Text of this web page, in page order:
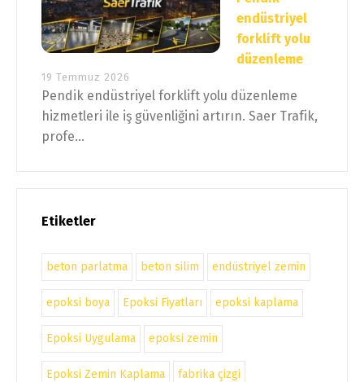
endüstriyel
forklift yolu
düzenleme
19 Temmuz 2026
Pendik endüstriyel forklift yolu düzenleme
hizmetleri ile iş güvenliğini artırın. Saer Trafik,
profe...
Etiketler
beton parlatma beton silim endüstriyel zemin
epoksi boya Epoksi Fiyatları epoksi kaplama
Epoksi Uygulama epoksi zemin
Epoksi Zemin Kaplama fabrika çizgi